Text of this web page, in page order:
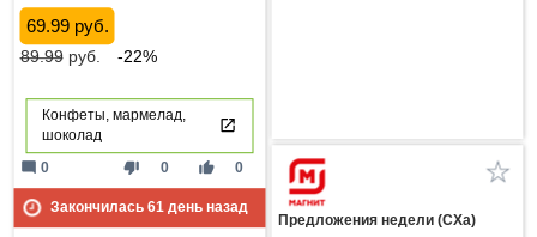
69.99 руб.
89.99руб. -22%
Конфеты, мармелад,
шоколад
thumb_down 0 thumb_up 0
mode_comment 0
Закончилась 61день назад
Предложения недели (СХа)